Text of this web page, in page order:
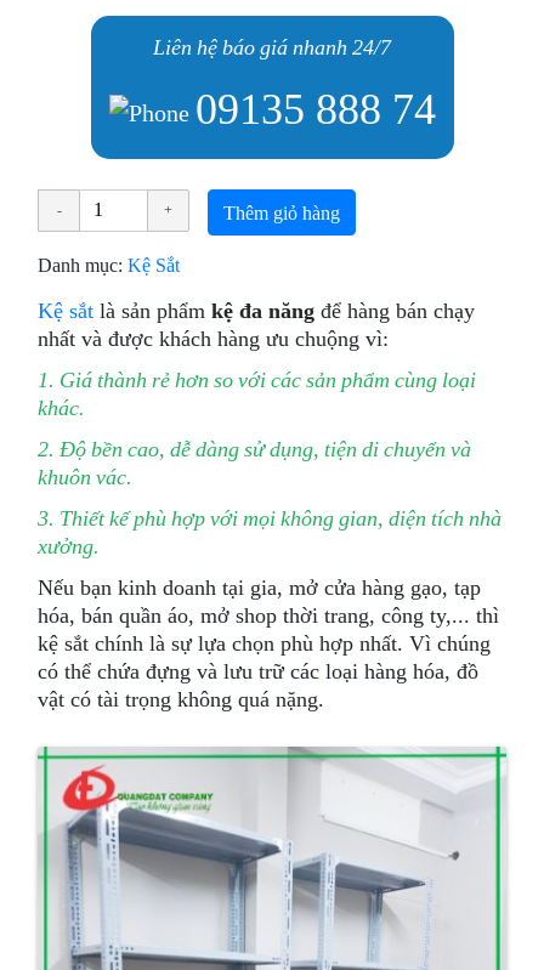
Liên hệ báo giá nhanh 24/7
09135 888 74
Thêm giỏ hàng
Danh mục:Kệ Sắt
Kệ sắt là sản phẩmkệ đa năng để hàng bán chạy
nhất và được khách hàng ưu chuộng vì:
1. Giá thành rẻ hơn so với các sản phẩm cùng loại
khác.
2. Độ bền cao, dễ dàng sử dụng, tiện di chuyển và
khuôn vác.
3. Thiết kế phù hợp với mọi không gian, diện tích nhà
xưởng.
Nếu bạn kinh doanh tại gia, mở cửa hàng gạo, tạp
hóa, bán quần áo, mở shop thời trang, công ty,... thì
kệ sắt chính là sự lựa chọn phù hợp nhất. Vì chúng
có thể chứa đựng và lưu trữ các loại hàng hóa, đồ
vật có tài trọng không quá nặng.